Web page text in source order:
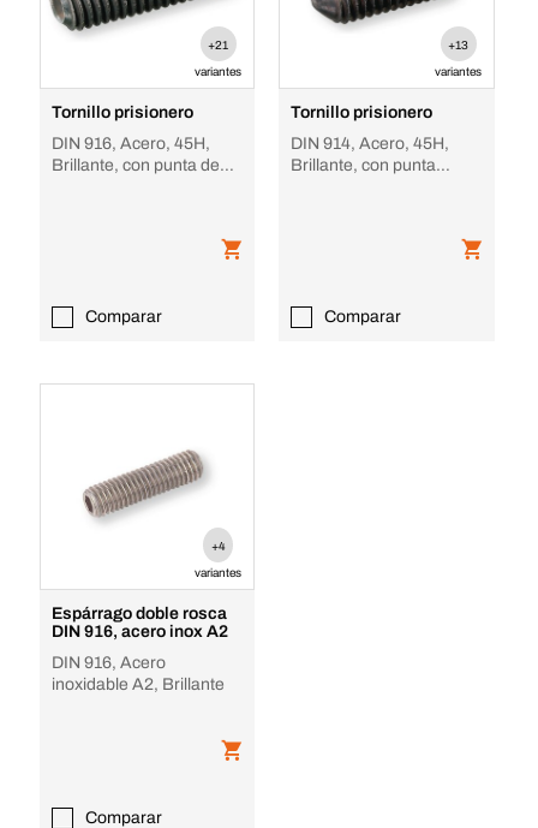
+21
variantes
Tornillo prisionero
DIN 916, Acero, 45H,
Brillante, con punta de
Comparar
+13
variantes
Tornillo prisionero
DIN 914, Acero, 45H,
Brillante, con punta
Comparar
+4
variantes
Espárrago doble rosca
DIN 916, acero inox A2
DIN 916, Acero
inoxidable A2, Brillante
Comparar